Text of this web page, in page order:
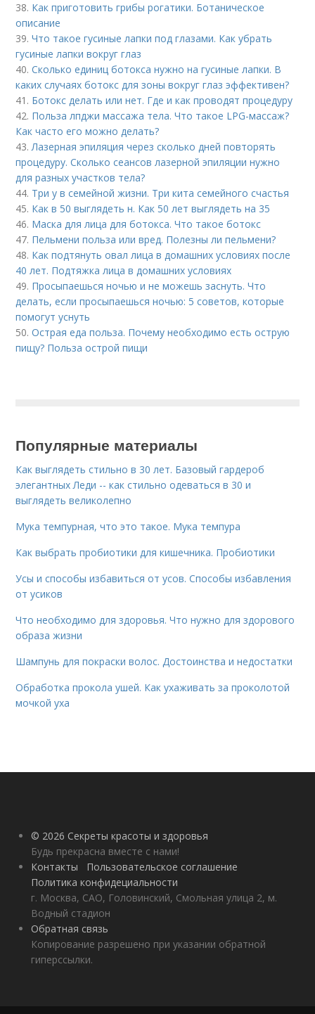
38. Как приготовить грибы рогатики. Ботаническое
описание
39.Что такое гусиные лапки под глазами. Как убрать
гусиные лапки вокруг глаз
40.Сколько единиц ботокса нужно на гусиные лапки. В
каких случаях ботокс для зоны вокруг глаз эффективен?
41. Ботокс делать или нет. Где и как проводят процедуру
42. Польза лпджи массажа тела. Что такое LPG-массаж?
Как часто его можно делать?
43.Лазерная эпиляция через сколько дней повторять
процедуру. Сколько сеансов лазерной эпиляции нужно
для разных участков тела?
44. Три у в семейной жизни. Три кита семейного счастья
45. Как в 50 выглядеть н. Как 50 лет выглядеть на 35
46. Маска для лица для ботокса. Что такое ботокс
47. Пельмени польза или вред. Полезны ли пельмени?
48. Как подтянуть овал лица в домашних условиях после
40 лет. Подтяжка лица в домашних условиях
49. Просыпаешься ночью и не можешь заснуть. Что
делать, если просыпаешься ночью: 5 советов, которые
помогут уснуть
50.Острая еда польза. Почему необходимо есть острую
пищу? Польза острой пищи
Популярные материалы
Как выглядеть стильно в 30 лет. Базовый гардероб
элегантных Леди -- как стильно одеваться в 30 и
выглядеть великолепно
Мука темпурная, что это такое. Мука темпура
Как выбрать пробиотики для кишечника. Пробиотики
Усы и способы избавиться от усов. Способы избавления
от усиков
Что необходимо для здоровья. Что нужно для здорового
образа жизни
Шампунь для покраски волос. Достоинства и недостатки
Обработка прокола ушей. Как ухаживать за проколотой
мочкой уха
© 2026 Секреты красоты и здоровья
Будь прекрасна вместе с нами!
Контакты
Пользовательское соглашение
Политика конфидециальности
г. Москва, САО, Головинский, Смольная улица 2, м.
Водный стадион
Обратная связь
Копирование разрешено при указании обратной
гиперссылки.